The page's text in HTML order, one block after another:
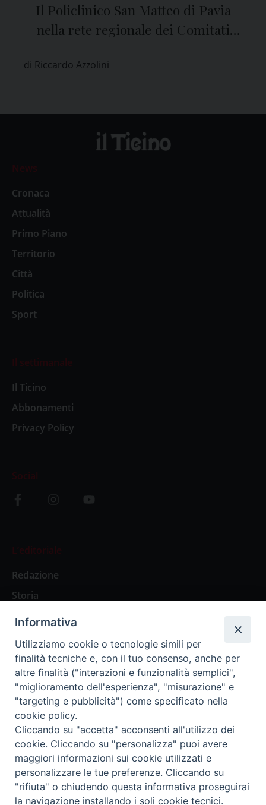
Il Policlinico San Matteo di Pavia
nella rete regionale dei Comitati
di Riccardo Azzolini
News
Cronaca
Attualità
Primo Piano
Territorio
Città
Politica
Sport
Il settimanale
Il Ticino
Abbonamenti
Privacy Policy
Social
L’editoriale
Redazione
Storia
Abbonamenti
Abbonamento Annuale Digitale
Abbonamento Annuale Cartaceo
Abbonamento Singola Copia Digitale
Redazione: Pavia, Piazza Duomo 11 - tel. 0382.24736 -
amministrazione@ilticino.it - repossi@ilticino.it - P.
Informativa
Utilizziamo cookie o tecnologie simili per
finalità tecniche e, con il tuo consenso, anche per
altre finalità ("interazioni e funzionalità semplici",
"miglioramento dell'esperienza", "misurazione" e
"targeting e pubblicità") come specificato nella
cookie policy.
Cliccando su "accetta" acconsenti all'utilizzo dei
cookie. Cliccando su "personalizza" puoi avere
maggiori informazioni sui cookie utilizzati e
personalizzare le tue preferenze. Cliccando su
"rifiuta" o chiudendo questa informativa proseguirai
la navigazione installando i soli cookie tecnici.